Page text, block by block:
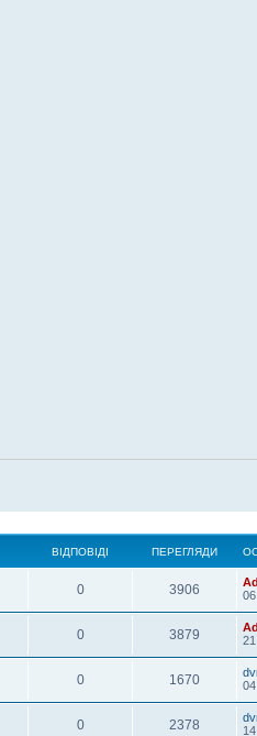
ВІДПОВІДІ ПЕРЕГЛЯДИ
0 3906
06
0 3879
0 1670
0 2378